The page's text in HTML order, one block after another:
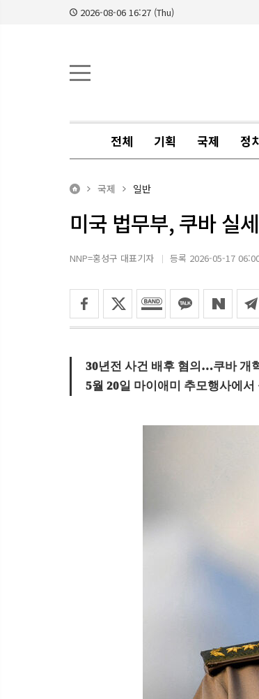
2026-08-06 16:27 (Thu)
전체 기획 국제 정
국제 일반
미국 법무부, 쿠바 실
NNP=홍성구 대표기자 등록 2026-05-17
30년전 사건 배후 혐의…쿠바 개
5월 20일 마이애미 추모행사에